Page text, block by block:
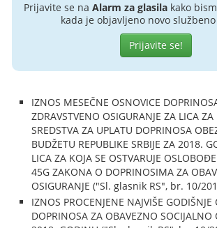
Prijavite se na Alarm za glasilakako
kada je objavljeno novo
Prijavite se!
IZNOS MESEČNE OSNOVICE
ZDRAVSTVENO OSIGURANJE ZA LICA ZA
SREDSTVA ZA UPLATU DOPRINOSA
BUDŽETU REPUBLIKE SRBIJE ZA 2018.
LICA ZA KOJA SE OSTVARUJE
45G ZAKONA O DOPRINOSIMA ZA
OSIGURANJE ("Sl. glasnik RS", br. 10/
IZNOS PROCENJENE NAJVIŠE GODIŠNJE
DOPRINOSA ZA OBAVEZNO SOCIJALNO